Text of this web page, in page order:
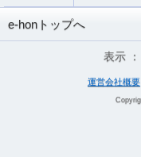
e-honトップへ
表示 ：
運営会社概要